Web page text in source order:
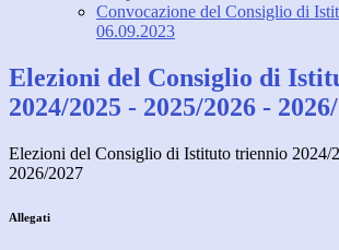
Convocazione del Consiglio di
06.09.2023
Elezioni del Consiglio di
2024/2025 - 2025/2026 -
Elezioni del Consiglio di Istituto triennio 2024/
2026/2027
Allegati